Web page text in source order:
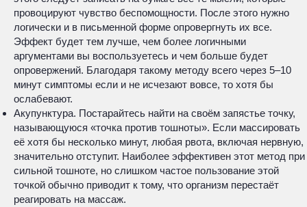
провоцируют чувство беспомощности. После этого нужно
логически и в письменной форме опровергнуть их все.
Эффект будет тем лучше, чем более логичными
аргументами вы воспользуетесь и чем больше будет
опровержений. Благодаря такому методу всего через 5–10
минут симптомы если и не исчезают вовсе, то хотя бы
ослабевают.
Акупунктура. Постарайтесь найти на своём запястье точку,
называющуюся «точка против тошноты». Если массировать
её хотя бы несколько минут, любая рвота, включая нервную,
значительно отступит. Наиболее эффективен этот метод при
сильной тошноте, но слишком частое пользование этой
точкой обычно приводит к тому, что организм перестаёт
реагировать на массаж.